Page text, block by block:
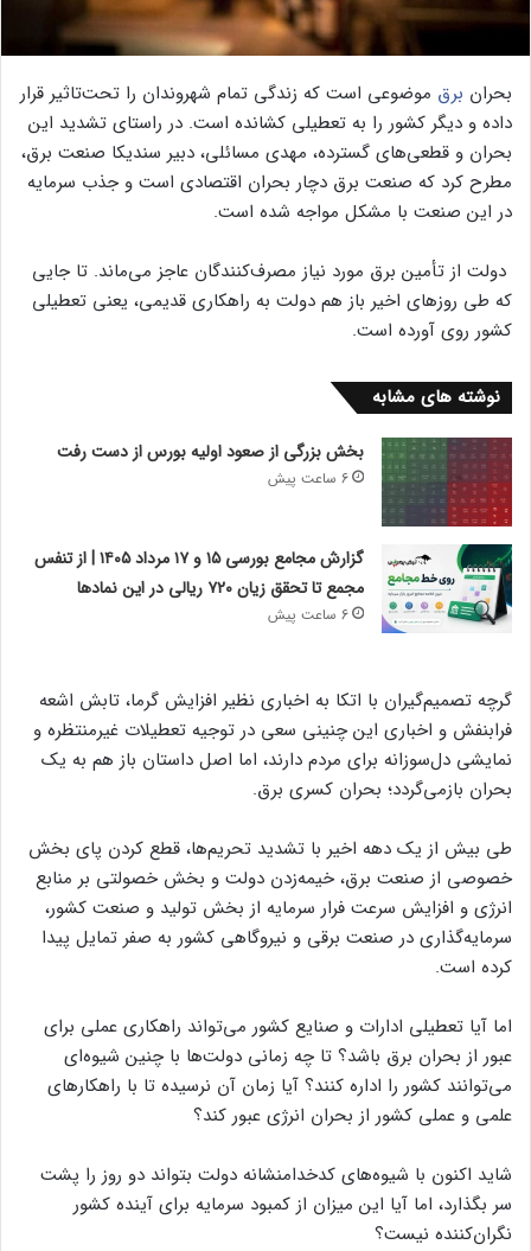
بحران برق موضوعی است که زندگی تمام شهروندان را تحت‌تاثیر قرار
داده و دیگر کشور را به تعطیلی کشانده است. در راستای تشدید این
بحران و قطعی‌های گسترده، مهدی مسائلی، دبیر سندیکا صنعت برق،
مطرح کرد که صنعت برق دچار بحران اقتصادی است و جذب سرمایه
در این صنعت با مشکل مواجه شده است.
دولت از تأمین برق مورد نیاز مصرف‌کنندگان عاجز می‌ماند. تا جایی
که طی روزهای اخیر باز هم دولت به راهکاری قدیمی، یعنی تعطیلی
کشور روی آورده است.
نوشته های مشابه
بخش بزرگی از صعود اولیه بورس از دست رفت
6 ساعت پیش
گزارش مجامع بورسی ۱۵ و ۱۷ مرداد ۱۴۰۵ | از تنفس
مجمع تا تحقق زیان ۷۲۰ ریالی در این نماد‌ها
6 ساعت پیش
گرچه تصمیم‌گیران با اتکا به اخباری نظیر افزایش گرما، تابش اشعه
فرابنفش و اخباری این چنینی سعی در توجیه تعطیلات غیرمنتظره و
نمایشی دل‌سوزانه برای مردم دارند، اما اصل داستان باز هم به یک
بحران بازمی‌گردد؛ بحران کسری برق.
طی بیش از یک دهه اخیر با تشدید تحریم‌ها، قطع کردن پای بخش
خصوصی از صنعت برق، خیمه‌زدن دولت و بخش خصولتی بر منابع
انرژی و افزایش سرعت فرار سرمایه از بخش تولید و صنعت کشور،
سرمایه‌گذاری در صنعت برقی و نیروگاهی کشور به صفر تمایل پیدا
کرده است.
اما آیا تعطیلی ادارات و صنایع کشور می‌تواند راهکاری عملی برای
عبور از بحران برق باشد؟ تا چه زمانی دولت‌ها با چنین شیوه‌ای
می‌توانند کشور را اداره کنند؟ آیا زمان آن نرسیده تا با راهکارهای
علمی و عملی کشور از بحران انرژی عبور کند؟
شاید اکنون با شیوه‌های کدخدامنشانه دولت بتواند دو روز را پشت
سر بگذارد، اما آیا این میزان از کمبود سرمایه برای آینده کشور
نگران‌کننده نیست؟